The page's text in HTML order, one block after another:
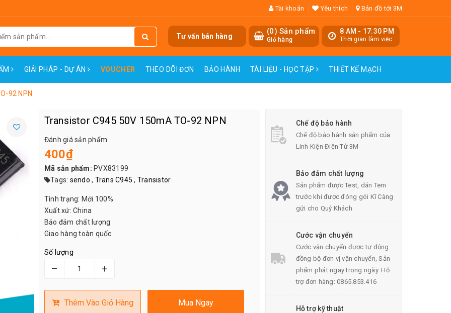
Tài khoản Yêu thích Bản đồ tới 3M
8 AM - 17:30 PM
Thời gian làm việc
(0) Sản phẩm
Giỏ hàng
Tư vấn bán hàng
GIẢI PHÁP - DỰ ÁN VOUCHER THEO DÕI ĐƠN BẢO HÀNH TÀI LIỆU - HỌC TẬP THIẾT KẾ MẠCH
92 NPN
Transistor C945 50V 150mA TO-92 NPN
Đánh giá sản phẩm
400₫
Mã sản phẩm: PVX83199
Tags: sendo , Trans C945 , Transistor
Tình trạng: Mới 100%
Xuất xứ: China
Bảo đảm chất lượng
Giao hàng toàn quốc
Số lượng
– +
Thêm Vào Giỏ Hàng Mua Ngay
Chế độ bảo hành
Chế độ bảo hành sản phẩm của
Linh Kiện Điện Tử 3M
Bảo đảm chất lượng
Sản phẩm được Test, dán Tem
trước khi được đóng gói Kĩ Càng
gửi cho Quý Khách
Cước vận chuyển
Cước vận chuyển được tự động
đồng bộ đơn vị vận chuyển, Sản
phẩm phát ngay trong ngày. Hỗ
trợ đơn hàng: 0865.853.416
Hỗ trợ kỹ thuật